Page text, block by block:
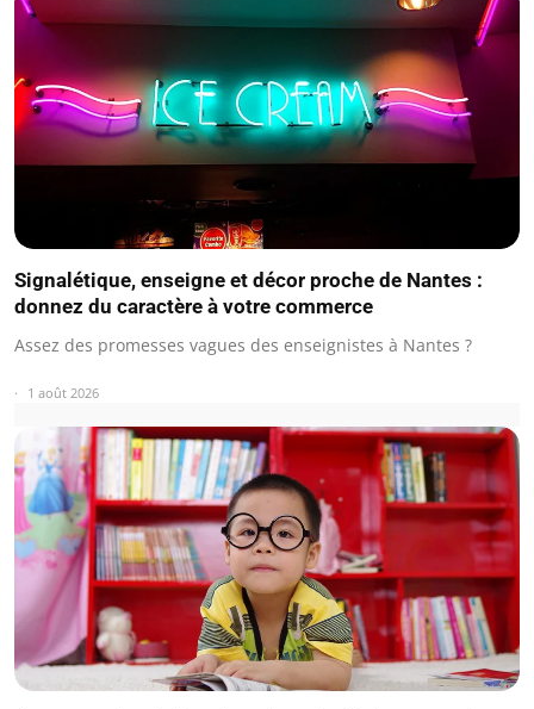
Signalétique, enseigne et décor proche de Nantes :
donnez du caractère à votre commerce
Assez des promesses vagues des enseignistes à Nantes ?
1 août 2026